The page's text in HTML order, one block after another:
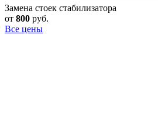
Замена стоек стабилизатора
от 800 руб.
Все цены